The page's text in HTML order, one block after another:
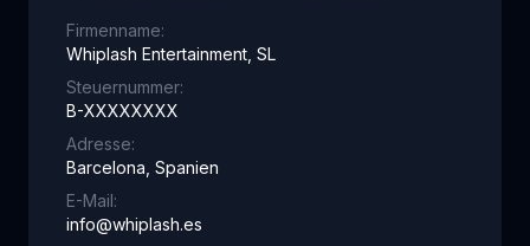
Firmenname:
Whiplash Entertainment, SL
Steuernummer:
B-XXXXXXXX
Adresse:
Barcelona, Spanien
E-Mail:
info@whiplash.es